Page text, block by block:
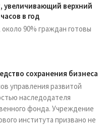
увеличивающий верхний
в год
90% граждан готовы
сохранения бизнеса
управления развитой
наследодателя
фонда. Учреждение
института призвано не